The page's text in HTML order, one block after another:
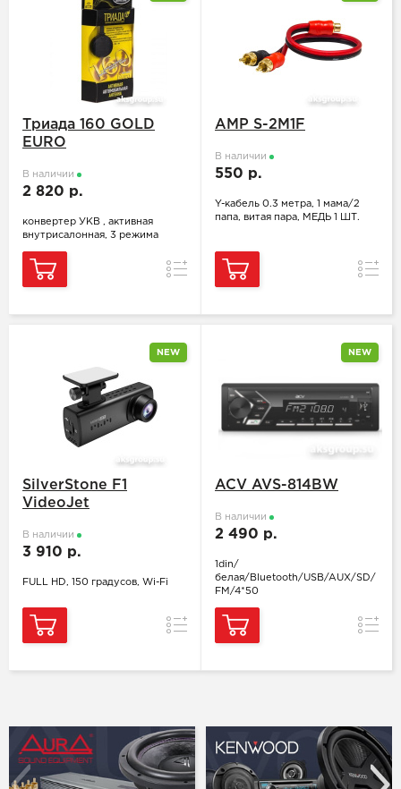
Триада 160 GOLD
EURO
В наличии
2 820 р.
конвертер УКВ , активная
внутрисалонная, 3 режима
Сравнить
AMP S-2M1F
В наличии
550 р.
Y-кабель 0.3 метра, 1 мама/2
папа, витая пара, МЕДЬ 1 ШТ.
NEW
SilverStone F1
VideoJet
В наличии
3 910 р.
FULL HD, 150 градусов, Wi-Fi
Сравнить
NEW
ACV AVS-814BW
В наличии
2 490 р.
1din/
белая/Bluetooth/USB/AUX/SD/
FM/4*50